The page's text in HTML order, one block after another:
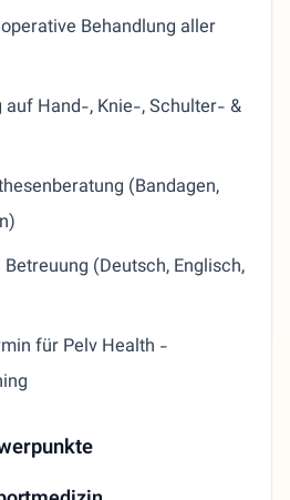
Behandlung aller
auf Hand-, Knie-, Schulter- &
(Bandagen,
(Deutsch, Englisch,
für Pelv Health -